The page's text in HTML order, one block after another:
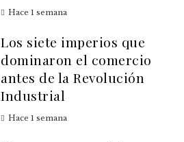
Hace 1 semana
Los siete imperios que
dominaron el comercio
antes de la Revolución
Industrial
Hace 1 semana